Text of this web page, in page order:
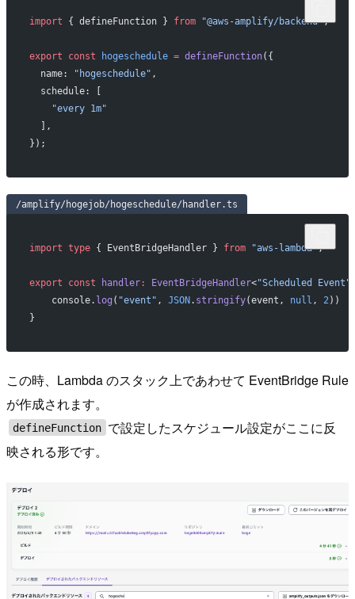
import { defineFunction } from "@aws-amplify/backend";
export const hogeschedule = defineFunction({
  name:
"hogeschedule" ,
  schedule: [
    "every 1m"
  ],
});
/amplify/hogejob/hogeschedule/handler.ts
import type { EventBridgeHandler } from "aws-lambda";
export const handler: EventBridgeHandler<"Scheduled Event"
    console.
log ( "event" , JSON . stringify(event, null , 2))
}
この時、Lambda のスタック上であわせて EventBridge Rule
が作成されます。
defineFunction で設定したスケジュール設定がここに反
映される形です。